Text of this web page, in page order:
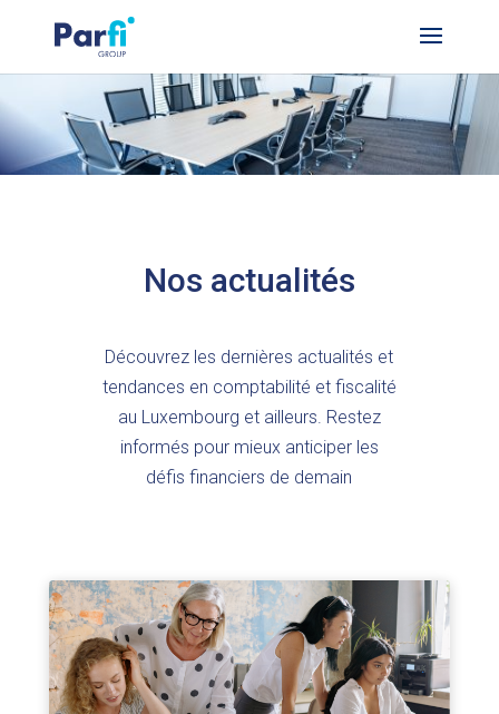
Nos actualités
Découvrez les dernières actualités et
tendances en comptabilité et fiscalité
au Luxembourg et ailleurs. Restez
informés pour mieux anticiper les
défis financiers de demain